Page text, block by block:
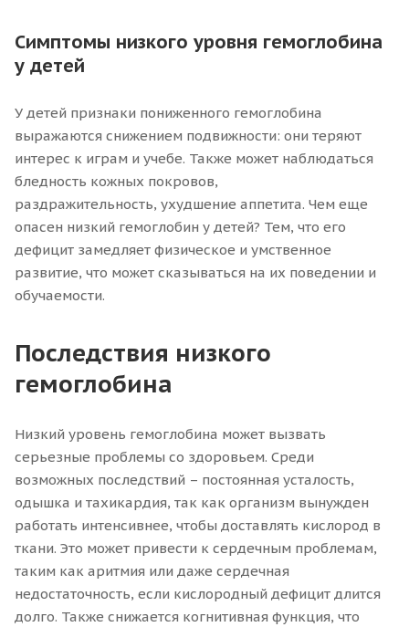
Симптомы низкого уровня гемоглобина
у детей
У детей признаки пониженного гемоглобина
выражаются снижением подвижности: они теряют
интерес к играм и учебе. Также может наблюдаться
бледность кожных покровов,
раздражительность, ухудшение аппетита. Чем еще
опасен низкий гемоглобин у детей? Тем, что его
дефицит замедляет физическое и умственное
развитие, что может сказываться на их поведении и
обучаемости.
Последствия низкого
гемоглобина
Низкий уровень гемоглобина может вызвать
серьезные проблемы со здоровьем. Среди
возможных последствий – постоянная усталость,
одышка и тахикардия, так как организм вынужден
работать интенсивнее, чтобы доставлять кислород в
ткани. Это может привести к сердечным проблемам,
таким как аритмия или даже сердечная
недостаточность, если кислородный дефицит длится
долго. Также снижается когнитивная функция, что